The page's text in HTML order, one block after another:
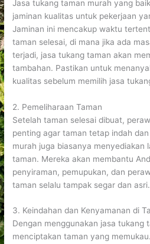
Jasa tukang taman murah yang
jaminan kualitas untuk pekerjaan
Jaminan ini mencakup waktu
taman selesai, di mana jika ada
terjadi, jasa tukang taman akan
tambahan. Pastikan untuk
kualitas sebelum memilih jasa
2. Pemeliharaan Taman
Setelah taman selesai dibuat,
penting agar taman tetap indah
murah juga biasanya menyediakan
taman. Mereka akan membantu
penyiraman, pemupukan, dan
taman selalu tampak segar dan asri.
3. Keindahan dan Kenyamanan di
Dengan menggunakan jasa tukang
menciptakan taman yang